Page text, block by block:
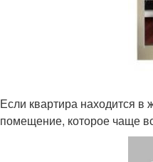
Если квартира находится
помещение, которое чаще